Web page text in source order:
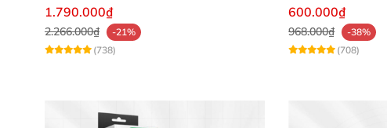
1.790.000₫
2.266.000₫
-21%
(738)
600.000₫
968.000₫
-38%
(708)